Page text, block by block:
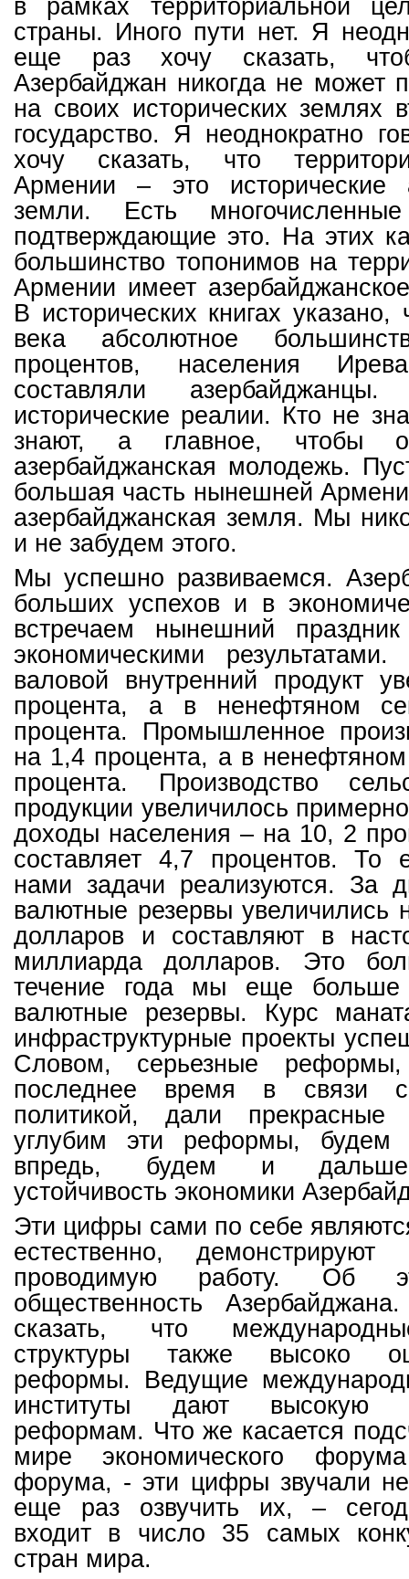
в рамках территориальной
страны. Иного пути нет. Я
еще раз хочу сказать,
Азербайджан никогда не может
на своих исторических землях
государство. Я неоднократно
хочу сказать, что
Армении – это исторические
земли. Есть
подтверждающие это. На этих
большинство топонимов на
Армении имеет
В исторических книгах
века абсолютное
процентов, населения
составляли
исторические реалии. Кто не
знают, а главное, чтобы
азербайджанская молодежь.
большая часть нынешней
азербайджанская земля. Мы
и не забудем этого.
Мы успешно развиваемся.
больших успехов и в
встречаем нынешний
экономическими
валовой внутренний продукт
процента, а в ненефтяном
процента. Промышленное
на 1,4 процента, а в
процента. Производство
продукции увеличилось
доходы населения – на 10, 2
составляет 4,7 процентов. То
нами задачи реализуются. За
валютные резервы увеличились
долларов и составляют в
миллиарда долларов. Это
течение года мы еще
валютные резервы. Курс
инфраструктурные проекты
Словом, серьезные
последнее время в связи с
политикой, дали прекрасные
углубим эти реформы, будем
впредь, будем и дальше
устойчивость экономики
Эти цифры сами по себе
естественно,
проводимую работу. Об
общественность
сказать, что
структуры также высоко
реформы. Ведущие
институты дают высокую
реформам. Что же касается
мире экономического
форума, - эти цифры звучали
еще раз озвучить их, –
входит в число 35 самых
стран мира.